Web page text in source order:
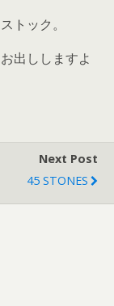
トック。
出ししますよ
Next Post
45 STONES